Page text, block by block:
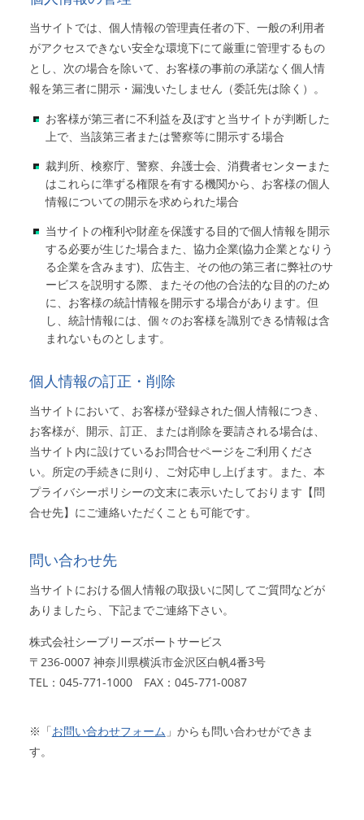
当サイトでは、個人情報の管理責任者の下、一般の利用者
がアクセスできない安全な環境下にて厳重に管理するもの
とし、次の場合を除いて、お客様の事前の承諾なく個人情
報を第三者に開示・漏洩いたしません（委託先は除く）。
お客様が第三者に不利益を及ぼすと当サイトが判断した
上で、当該第三者または警察等に開示する場合
裁判所、検察庁、警察、弁護士会、消費者センターまた
はこれらに準ずる権限を有する機関から、お客様の個人
情報についての開示を求められた場合
当サイトの権利や財産を保護する目的で個人情報を開示
する必要が生じた場合また、協力企業(協力企業となりう
る企業を含みます)、広告主、その他の第三者に弊社のサ
ービスを説明する際、またその他の合法的な目的のため
に、お客様の統計情報を開示する場合があります。但
し、統計情報には、個々のお客様を識別できる情報は含
まれないものとします。
個人情報の訂正・削除
当サイトにおいて、お客様が登録された個人情報につき、
お客様が、開示、訂正、または削除を要請される場合は、
当サイト内に設けているお問合せページをご利用くださ
い。所定の手続きに則り、ご対応申し上げます。また、本
プライバシーポリシーの文末に表示いたしております【問
合せ先】にご連絡いただくことも可能です。
問い合わせ先
当サイトにおける個人情報の取扱いに関してご質問などが
ありましたら、下記までご連絡下さい。
株式会社シーブリーズボートサービス
〒236-0007 神奈川県横浜市金沢区白帆4番3号
TEL：045-771-1000 FAX：045-771-0087
※「お問い合わせフォーム 」からも問い合わせができま
す。